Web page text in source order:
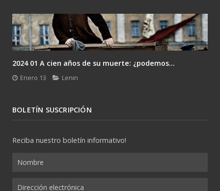
2024 01 A cien años de su muerte: ¿podemos...
Enero 13 Lenin
BOLETÍN SUSCRIPCIÓN
Reciba nuestro boletín informativo!